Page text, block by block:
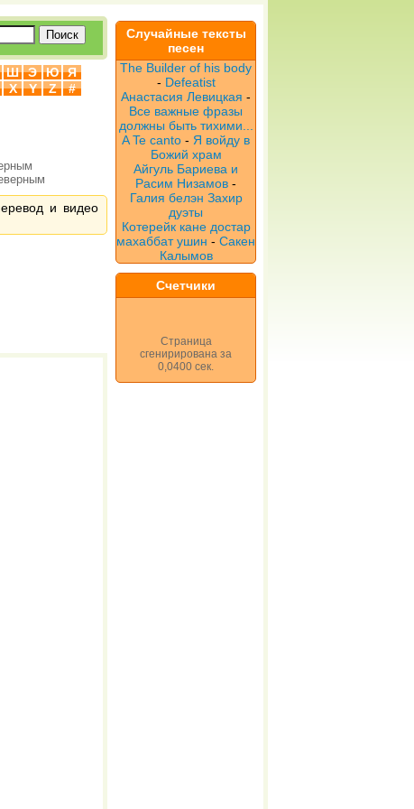
Ш Э Ю
Я
X Y Z
#
и видео
Случайные тексты
песен
The Builder of his body
- Defeatist
Анастасия Левицкая -
Все важные фразы
должны быть тихими...
A Te canto - Я войду в
Божий храм
Айгуль Бариева и
Расим Низамов -
Галия белэн Захир
дуэты
Котерейк кане достар
махаббат ушин - Сакен
Калымов
Счетчики
Страница
сгенирирована за
0,0400 сек.